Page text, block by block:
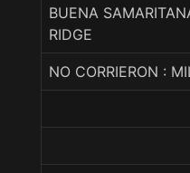
BUENA
RIDGE
NO CORRIERON :